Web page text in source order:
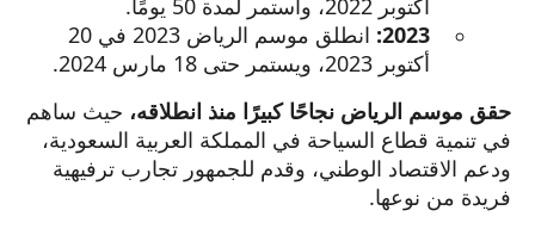
أكتوبر 2022، واستمر لمدة 50 يومًا.
2023:
انطلق موسم الرياض 2023 في 20
أكتوبر 2023، ويستمر حتى 18 مارس 2024.
حقق موسم الرياض نجاحًا كبيرًا منذ انطلاقه، حيث ساهم
في تنمية قطاع السياحة في المملكة العربية السعودية،
ودعم الاقتصاد الوطني، وقدم للجمهور تجارب ترفيهية
فريدة من نوعها.